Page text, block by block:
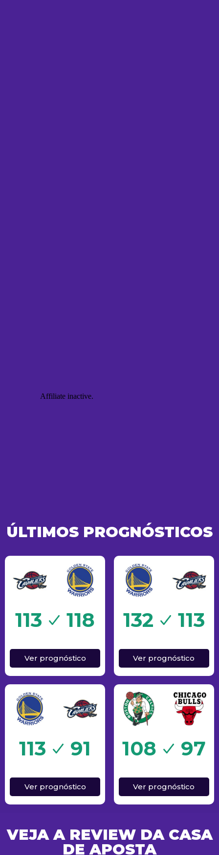
ÚLTIMOS PROGNÓSTICOS
113 118
Ver prognóstico
132
Sucesso 113
Ver prognóstico
113 91
Ver prognóstico
108
Sucesso 97
Ver prognóstico
VEJA A REVIEW DA CASA
DE APOSTA